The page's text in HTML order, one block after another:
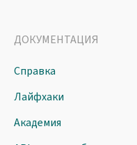
ДОКУМЕНТАЦИЯ
Справка
Лайфхаки
Академия